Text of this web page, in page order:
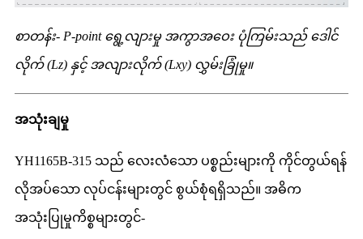
စာတန်း- P-point ရွေ့လျားမှု အကွာအဝေး ပုံကြမ်းသည် ဒေါင်
လိုက် (Lz) နှင့် အလျားလိုက် (Lxy) လွှမ်းခြုံမှု။
အသုံးချမှု
YH1165B-315 သည် လေးလံသော ပစ္စည်းများကို ကိုင်တွယ်ရန်
လိုအပ်သော လုပ်ငန်းများတွင် စွယ်စုံရရှိသည်။ အဓိက
အသုံးပြုမှုကိစ္စများတွင်-